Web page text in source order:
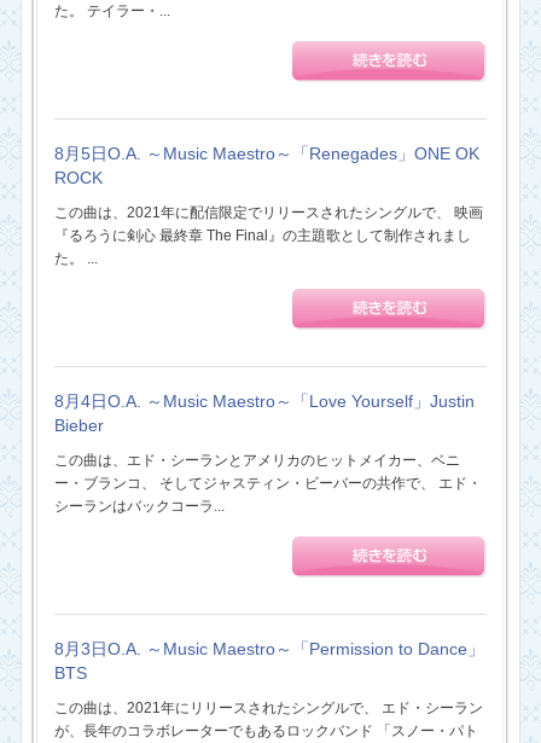
た。 テイラー・...
8月5日O.A. ～Music Maestro～「Renegades」ONE OK
ROCK
この曲は、2021年に配信限定でリリースされたシングルで、 映画
『るろうに剣心 最終章 The Final』の主題歌として制作されまし
た。 ...
8月4日O.A. ～Music Maestro～「Love Yourself」Justin
Bieber
この曲は、エド・シーランとアメリカのヒットメイカー、ベニ
ー・ブランコ、 そしてジャスティン・ビーバーの共作で、 エド・
シーランはバックコーラ...
8月3日O.A. ～Music Maestro～「Permission to Dance」
BTS
この曲は、2021年にリリースされたシングルで、 エド・シーラン
が、長年のコラボレーターでもあるロックバンド 「スノー・パト